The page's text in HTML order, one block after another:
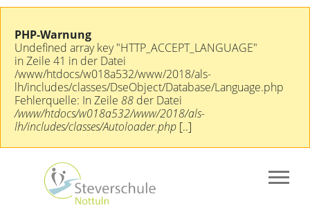
PHP-Warnung
Undefined array key "HTTP_ACCEPT_LANGUAGE"
in Zeile 41 in der Datei
/www/htdocs/w018a532/www/2018/als-
lh/includes/classes/DseObject/Database/Language.php
Fehlerquelle: In Zeile 88 der Datei
/www/htdocs/w018a532/www/2018/als-
lh/includes/classes/Autoloader.php [..]